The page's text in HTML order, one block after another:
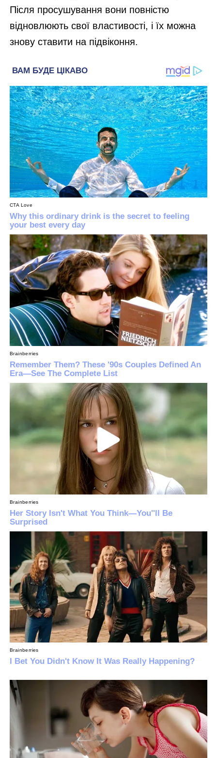
Після просушування вони повністю
відновлюють свої властивості, і їх можна
знову ставити на підвіконня.